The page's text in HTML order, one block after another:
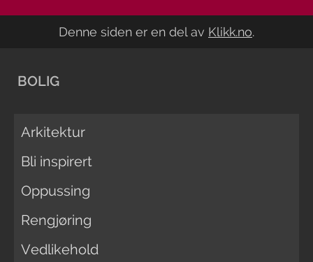
Denne siden er en del av Klikk.no.
BOLIG
Arkitektur
Bli inspirert
Oppussing
Rengjøring
Vedlikehold